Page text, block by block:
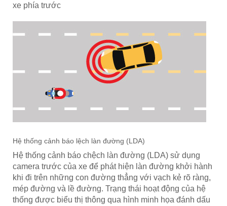
xe phía trước
Hệ thống cảnh báo lệch làn đường (LDA)
Hệ thống cảnh báo chệch làn đường (LDA) sử dụng
camera trước của xe để phát hiện làn đường khởi hành
khi đi trên những con đường thẳng với vạch kẻ rõ ràng,
mép đường và lề đường. Trạng thái hoạt động của hệ
thống được biểu thị thông qua hình minh họa đánh dấu